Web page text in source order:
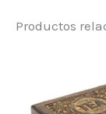
Productos